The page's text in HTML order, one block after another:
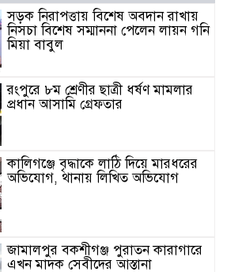
সড়ক নিরাপত্তায় বিশেষ অবদান রাখায়
নিসচা বিশেষ সম্মাননা পেলেন লায়ন গনি
মিয়া বাবুল
রংপুরে ৮ম শ্রেণীর ছাত্রী ধর্ষণ মামলার
প্রধান আসামি গ্রেফতার
কালিগঞ্জে বৃদ্ধাকে লাঠি দিয়ে মারধরের
অভিযোগ, থানায় লিখিত অভিযোগ
জামালপুর বকশীগঞ্জ পুরাতন কারাগারে
এখন মাদক সেবীদের আস্তানা